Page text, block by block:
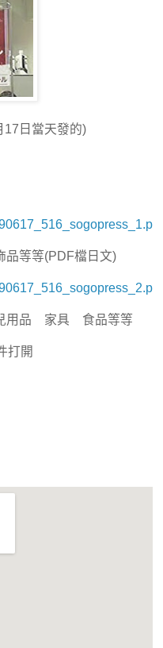
17日當天發的)
等等(PDF檔日文)
用品 家具 食品等等
打開